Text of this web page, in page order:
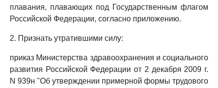
плавания, плавающих под Государственным флагом
Российской Федерации, согласно приложению.
2. Признать утратившими силу:
приказ Министерства здравоохранения и социального
развития Российской Федерации от 2 декабря 2009 г.
N 939н "Об утверждении примерной формы трудового